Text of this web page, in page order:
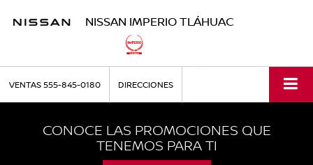
NISSAN IMPERIO TLÁHUAC
VENTAS555-845-0180 DIRECCIONES
CONOCE LAS PROMOCIONES QUE
TENEMOS PARA TI